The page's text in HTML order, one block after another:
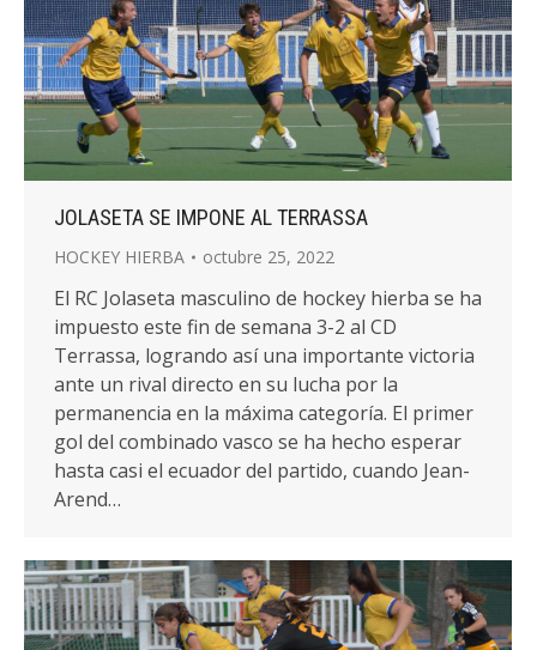
JOLASETA SE IMPONE AL TERRASSA
HOCKEY HIERBA octubre 25, 2022
El RC Jolaseta masculino de hockey hierba se ha
impuesto este fin de semana 3-2 al CD
Terrassa, logrando así una importante victoria
ante un rival directo en su lucha por la
permanencia en la máxima categoría. El primer
gol del combinado vasco se ha hecho esperar
hasta casi el ecuador del partido, cuando Jean-
Arend…